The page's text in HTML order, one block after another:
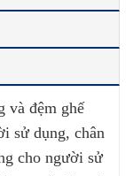
và đệm ghế
sử dụng, chân
cho người sử